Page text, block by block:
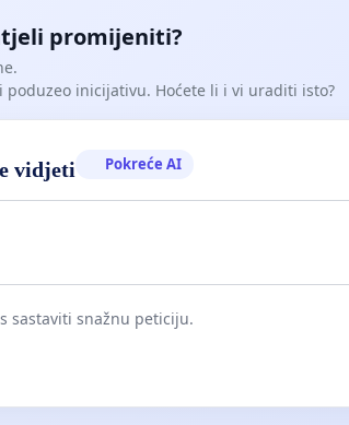
promijeniti?
inicijativu. Hoćete li i vi uraditi isto?
vidjeti Pokreće AI
sastaviti snažnu peticiju.